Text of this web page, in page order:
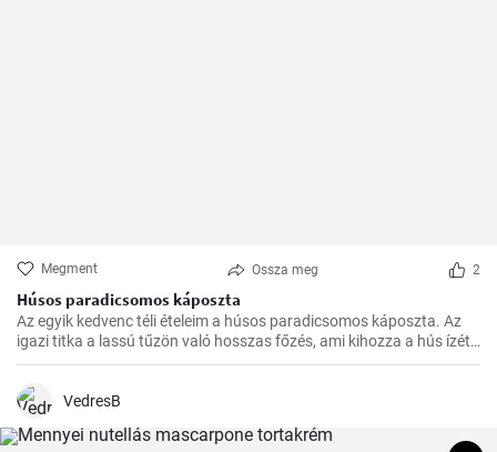
Megment Ossza meg 2
Húsos paradicsomos káposzta
Az egyik kedvenc téli ételeim a húsos paradicsomos káposzta. Az
igazi titka a lassú tűzön való hosszas főzés, ami kihozza a hús ízét,
és egységgé kovácsolja a zöldségek és a paradicsom ízét.
finomabb lesz, ezért a hétvégi ebédekre szoktam időzíteni.
VedresB